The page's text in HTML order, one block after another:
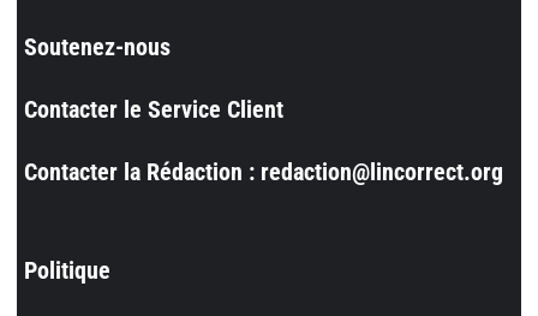
Soutenez-nous
Contacter le Service Client
Contacter la Rédaction : redaction@lincorrect.org
Politique